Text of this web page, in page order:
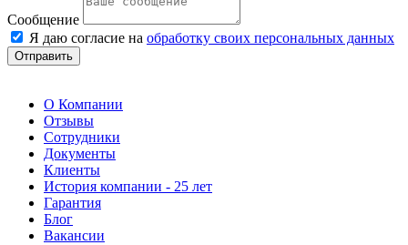
Сообщение
Я даю согласие на обработку своих персональных данных
Отправить
О Компании
Отзывы
Сотрудники
Документы
Клиенты
История компании - 25 лет
Гарантия
Блог
Вакансии